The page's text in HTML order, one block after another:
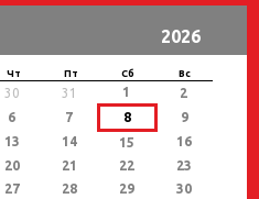
2026
Чт Пт Сб Вс
30 31 1
2
6 7 8
9
13 14 15
16
20 21 22
23
27 28 29
30